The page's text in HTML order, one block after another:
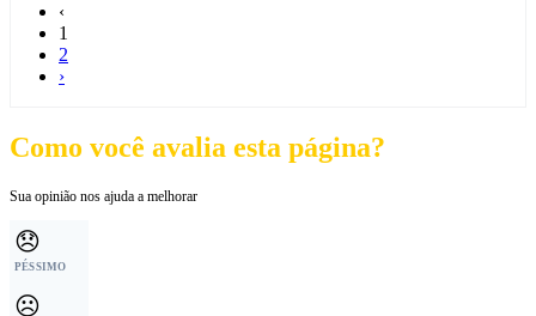
‹
1
2
›
Como você avalia esta página?
Sua opinião nos ajuda a melhorar
😞
PÉSSIMO
☹️